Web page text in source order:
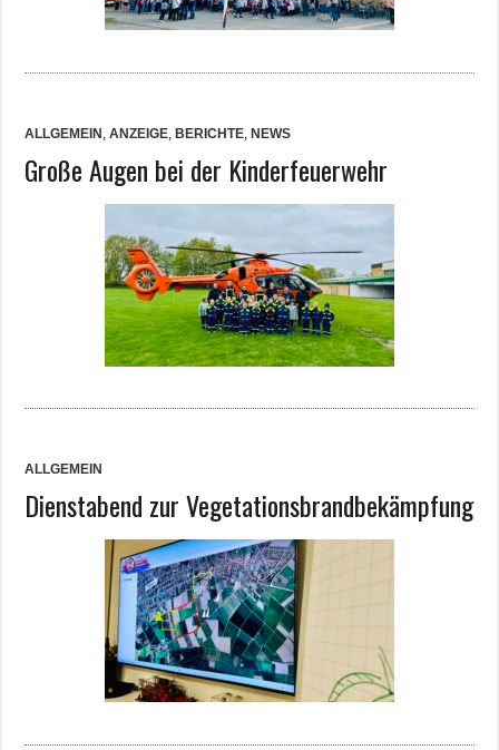
ALLGEMEIN ,ANZEIGE ,BERICHTE ,NEWS
Große Augen bei der Kinderfeuerwehr
ALLGEMEIN
Dienstabend zur Vegetationsbrandbekämpfung